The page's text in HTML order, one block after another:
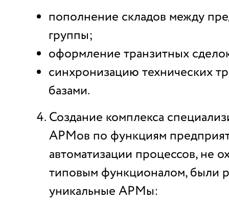
пополнение складов между
группы;
оформление транзитных
синхронизацию технических
базами.
Создание комплекса
АРМов по функциям
автоматизации процессов, не
типовым функционалом, были
уникальные АРМы: